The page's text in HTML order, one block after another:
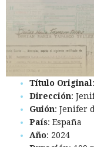
Título Original
Dirección:
Guión: Jenifer
País: España
Año: 2024